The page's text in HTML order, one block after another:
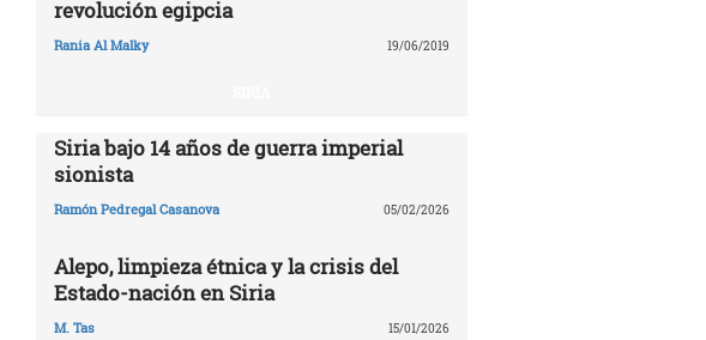
revolución egipcia
Rania Al Malky 19/06/2019
Siria bajo 14 años de guerra imperial
sionista
Ramón Pedregal Casanova 05/02/2026
Alepo, limpieza étnica y la crisis del
Estado-nación en Siria
M. Tas 15/01/2026